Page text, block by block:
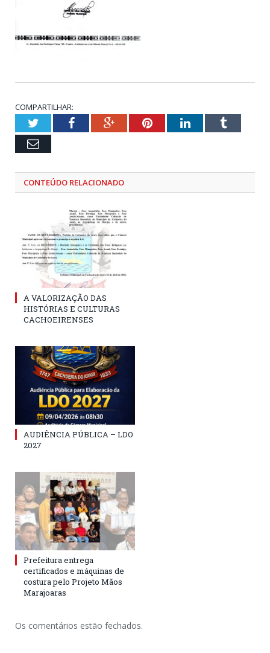
COMPARTILHAR:
TwitterFacebookGoogle+PinterestLinkedInTumblr
Email
CONTEÚDO RELACIONADO
A VALORIZAÇÃO DAS
HISTÓRIAS E CULTURAS
CACHOEIRENSES
AUDIÊNCIA PÚBLICA – LDO
2027
Prefeitura entrega
certificados e máquinas de
costura pelo Projeto Mãos
Marajoaras
Os comentários estão fechados.